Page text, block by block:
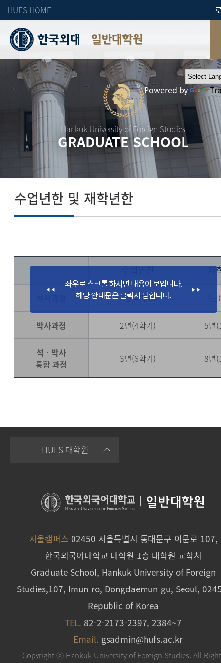
HUFS HOME
일반대학원
Hankuk University of Foreign Studies
GRADUATE SCHOOL
Powered by
수업년한 및 재학년한
수업연한 재
2년(4학기) 3
박사과정 2년(4학기) 5년
석ㆍ박사
통합 과정
3년(6학기) 8년
HUFS 대학원
일반대학원
서울캠퍼스 02450 서울특별시 동대문구 이문로 107,
한국외국어대학교 대학원 1층 대학원 교학처
Graduate School, Hankuk University of Foreign
Studies,107, Imun-ro, Dongdaemun-gu, Seoul,
Republic of Korea
TEL. 82-2-2173-2397, 2384~7
Email. gsadmin@hufs.ac.kr
Copyright ⓒ Hankuk University of Foreign Studies. All